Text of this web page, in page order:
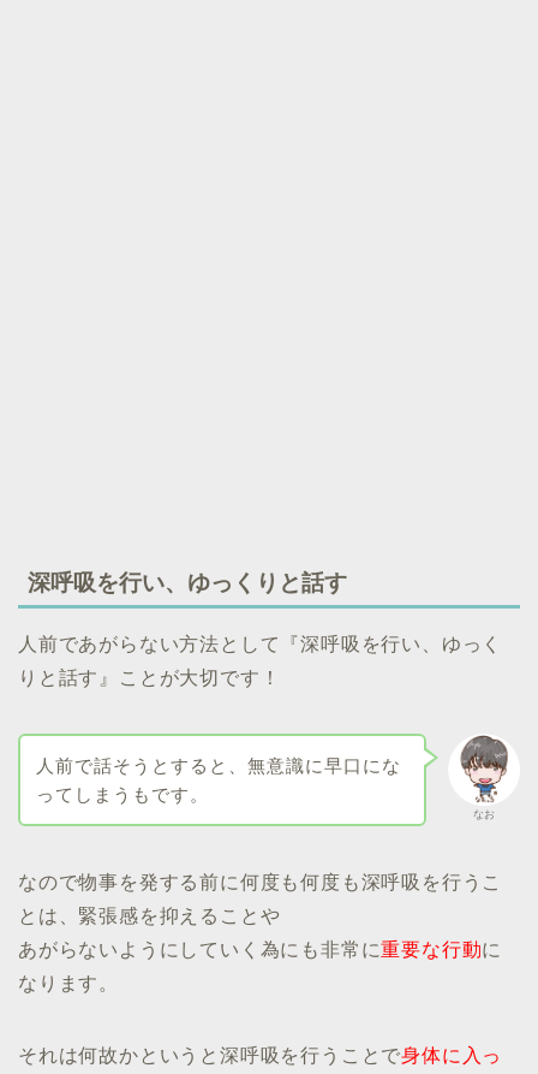
深呼吸を行い、ゆっくりと話す
人前であがらない方法として『深呼吸を行い、ゆっく
りと話す』ことが大切です！
なお
人前で話そうとすると、無意識に早口にな
ってしまうもです。
なので物事を発する前に何度も何度も深呼吸を行うこ
とは、緊張感を抑えることや
あがらないようにしていく為にも非常に重要な行動に
なります。
それは何故かというと深呼吸を行うことで身体に入っ